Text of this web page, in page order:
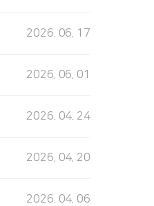
2026. 06. 17
2026. 06. 01
2026. 04. 24
2026. 04. 20
2026. 04. 06